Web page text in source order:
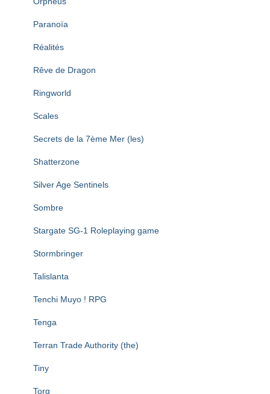
Paranoïa
Réalités
Rêve de Dragon
Ringworld
Scales
Secrets de la 7ème Mer (les)
Shatterzone
Silver Age Sentinels
Sombre
Stargate SG-1 Roleplaying game
Stormbringer
Talislanta
Tenchi Muyo ! RPG
Tenga
Terran Trade Authority (the)
Tiny
Torg